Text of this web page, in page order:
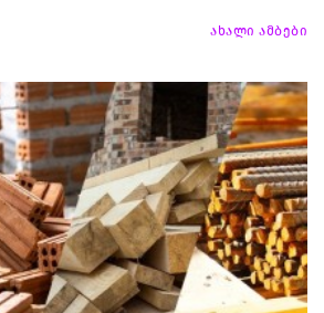
ახალი ამბები